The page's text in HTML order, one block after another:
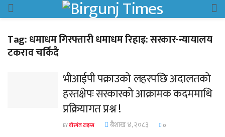
Tag:धमाधम गिरफ्तारी धमाधम रिहाइ: सरकार-न्यायालय
टकराव चर्किँदै
भीआईपी पक्राउको लहरपछि अदालतको
हस्तक्षेपः सरकारको आक्रामक कदममाथि
प्रक्रियागत प्रश्न !
BYवीरगंज टाइम्स बैशाख ४, २०८३ 0